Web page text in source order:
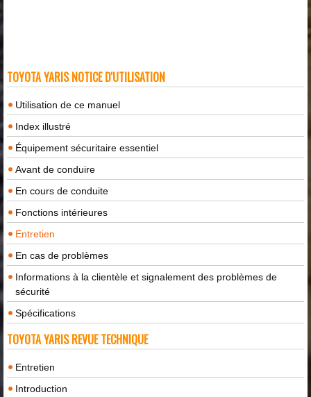
TOYOTA YARIS NOTICE D'UTILISATION
Utilisation de ce manuel
Index illustré
Équipement sécuritaire essentiel
Avant de conduire
En cours de conduite
Fonctions intérieures
Entretien
En cas de problèmes
Informations à la clientèle et signalement des problèmes de
sécurité
Spécifications
TOYOTA YARIS REVUE TECHNIQUE
Entretien
Introduction